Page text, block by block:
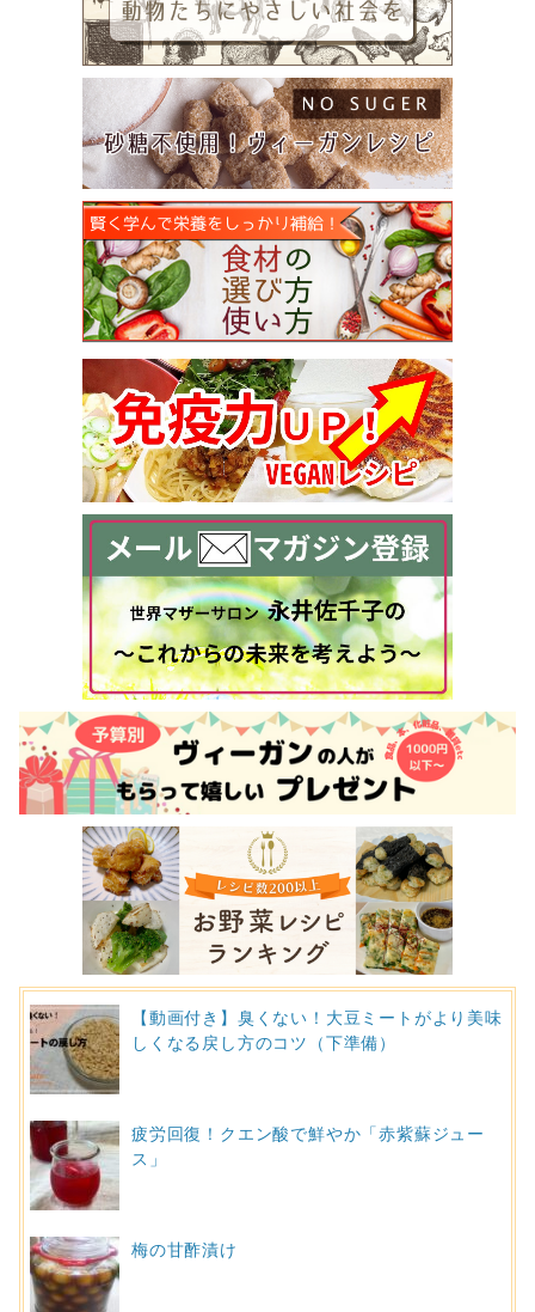
【動画付き】臭くない！大豆ミートがより美味
しくなる戻し方のコツ（下準備）
疲労回復！クエン酸で鮮やか「赤紫蘇ジュー
ス」
梅の甘酢漬け